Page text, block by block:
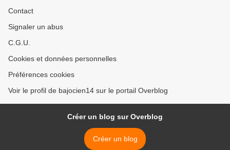
Contact
Signaler un abus
C.G.U.
Cookies et données personnelles
Préférences cookies
Voir le profil de bajocien14 sur le portail Overblog
Créer un blog sur Overblog
Créer un blog